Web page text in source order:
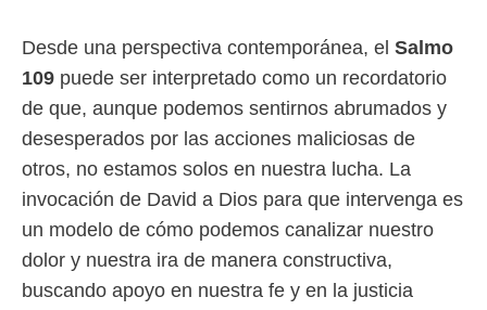
Desde una perspectiva contemporánea, el Salmo
109 puede ser interpretado como un recordatorio
de que, aunque podemos sentirnos abrumados y
desesperados por las acciones maliciosas de
otros, no estamos solos en nuestra lucha. La
invocación de David a Dios para que intervenga es
un modelo de cómo podemos canalizar nuestro
dolor y nuestra ira de manera constructiva,
buscando apoyo en nuestra fe y en la justicia